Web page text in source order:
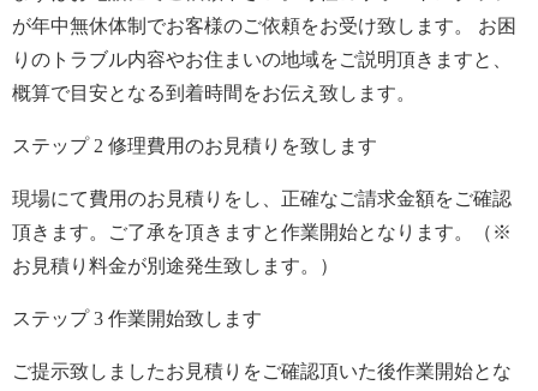
が年中無休体制でお客様のご依頼をお受け致します。 お困
りのトラブル内容やお住まいの地域をご説明頂きますと、
概算で目安となる到着時間をお伝え致します。
ステップ 2 修理費用のお見積りを致します
現場にて費用のお見積りをし、正確なご請求金額をご確認
頂きます。ご了承を頂きますと作業開始となります。（※
お見積り料金が別途発生致します。）
ステップ 3 作業開始致します
ご提示致しましたお見積りをご確認頂いた後作業開始とな